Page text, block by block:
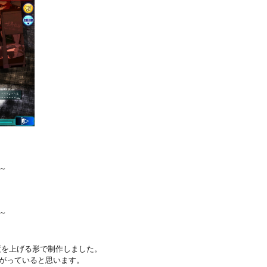
上げる形で制作しました。
っていると思います。